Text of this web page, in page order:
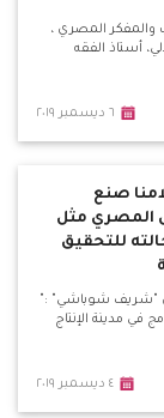
المصري ،
أستاذ الفقه
٦ ديسمبر ٢٠١٩
صنع
المصري مثل
للتحقيق
"شريف شوباشي" :"
في مدينة الإنتاج
٤ ديسمبر ٢٠١٩